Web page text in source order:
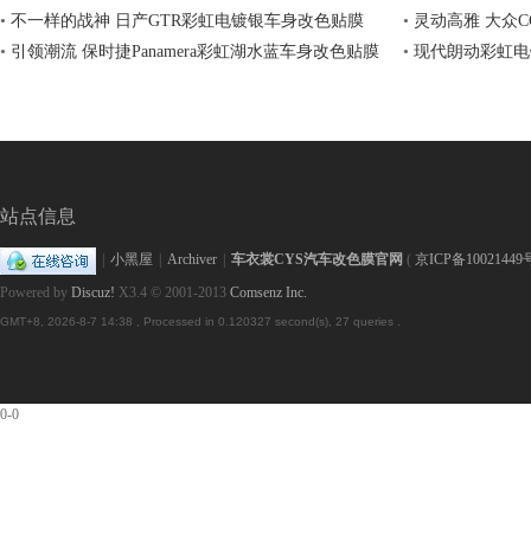
• 不一样的战神 日产GTR彩虹电镀银车身改色贴膜 • 灵动高雅 大众
• 引领潮流 保时捷Panamera彩虹湖水蓝车身改色贴膜 • 现代朗动彩虹
站点信息
小黑屋 Archiver 车衣裳CYS汽车改色膜官网 ( 京ICP备10021449
Powered by Discuz! X3.4 © 2001-2013 Comsenz Inc.
GMT+8, 2026-8-7 14:38 , Processed in 0.120327 second(s), 27 queries .
0-0